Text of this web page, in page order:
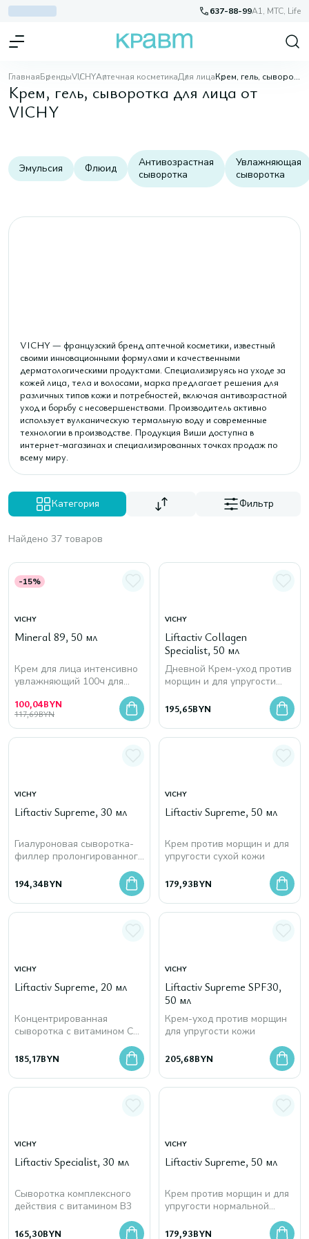
637-88-99A1, МТС, Life
ГлавнаяБрендыVICHYАптечная косметикаДля лица Крем, гель, сыворотка для лица
Крем, гель, сыворотка для лица от
VICHY
Эмульсия Флюид
Антивозрастная
сыворотка
Увлажняющая
сыворотка
VICHY — французский бренд аптечной косметики, известный
своими инновационными формулами и качественными
дерматологическими продуктами. Специализируясь на уходе за
кожей лица, тела и волосами, марка предлагает решения для
различных типов кожи и потребностей, включая антивозрастной
уход и борьбу с несовершенствами. Производитель активно
использует вулканическую термальную воду и современные
технологии в производстве. Продукция Виши доступна в
интернет-магазинах и специализированных точках продаж по
всему миру.
Категория Фильтр
Найдено 37 товаров
-15%
VICHY
Mineral 89, 50 мл
Крем для лица интенсивно
увлажняющий 100ч для
100,04BYN
117,69BYN
VICHY
Liftactiv Collagen
Specialist, 50 мл
Дневной Крем-уход против
морщин и для упругости
195,65BYN
VICHY
Liftactiv Supreme, 30 мл
Гиалуроновая сыворотка-
филлер пролонгированного
194,34BYN
VICHY
Liftactiv Supreme, 50 мл
Крем против морщин и для
упругости сухой кожи
179,93BYN
VICHY
Liftactiv Supreme, 20 мл
Концентрированная
сыворотка с витамином С
185,17BYN
VICHY
Liftactiv Supreme SPF30,
50 мл
Крем-уход против морщин
для упругости кожи
205,68BYN
VICHY
Liftactiv Specialist, 30 мл
Сыворотка комплексного
действия с витамином В3
165,30BYN
VICHY
Liftactiv Supreme, 50 мл
Крем против морщин и для
упругости нормальной
179,93BYN